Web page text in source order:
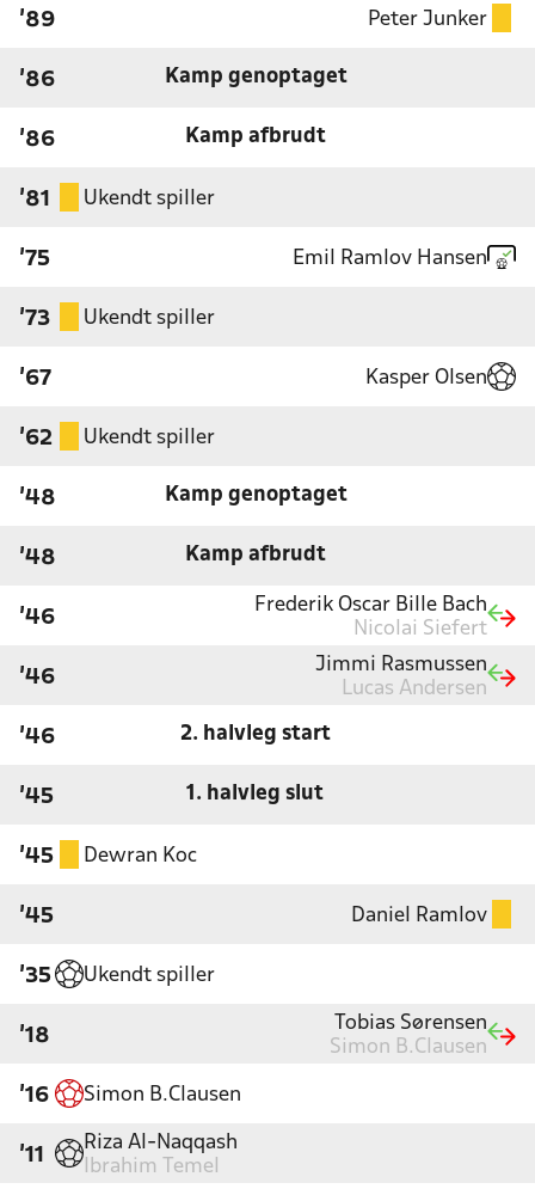
'89 Peter Junker
'86 Kamp genoptaget
'86 Kamp afbrudt
'81 Ukendt spiller
'75 Emil Ramlov Hansen
'73 Ukendt spiller
'67 Kasper Olsen
'62 Ukendt spiller
'48 Kamp genoptaget
'48 Kamp afbrudt
'46
Frederik Oscar Bille Bach
Nicolai Siefert
'46
Jimmi Rasmussen
Lucas Andersen
'46 2. halvleg start
'45 1. halvleg slut
'45 Dewran Koc
'45 Daniel Ramlov
'35 Ukendt spiller
'18
Tobias Sørensen
Simon B.Clausen
'16 Simon B.Clausen
'11
Riza Al-Naqqash
Ibrahim Temel